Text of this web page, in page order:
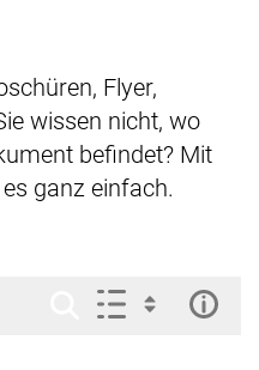
Flyer,
wissen nicht, wo
befindet? Mit
ganz einfach.